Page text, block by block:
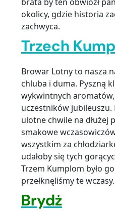
okolicy, gdzie historia
zachwyca.
Trzech
Browar Lotny to nasza
chluba i duma. Pyszną
wykwintnych
uczestników jubileuszu.
ulotne chwile na dłużej
smakowe
wszystkim za
udałoby się tych
Trzem Kumplom było
przełknęliśmy te wczasy.
Brydż